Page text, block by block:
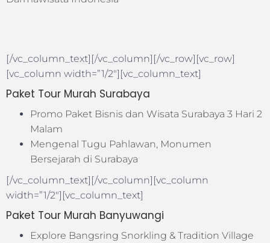
[/vc_column_text][/vc_column][/vc_row][vc_row]
[vc_column width=”1/2″][vc_column_text]
Paket Tour Murah Surabaya
Promo Paket Bisnis dan Wisata Surabaya 3 Hari 2
Malam
Mengenal Tugu Pahlawan, Monumen
Bersejarah di Surabaya
[/vc_column_text][/vc_column][vc_column
width=”1/2″][vc_column_text]
Paket Tour Murah Banyuwangi
Explore Bangsring Snorkling & Tradition Village